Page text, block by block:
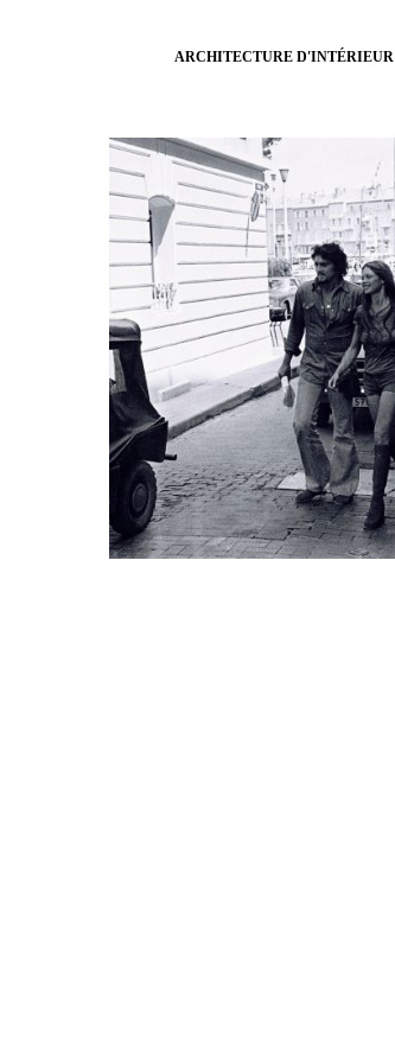
ARCHITECTURE D'INTÉRIEUR